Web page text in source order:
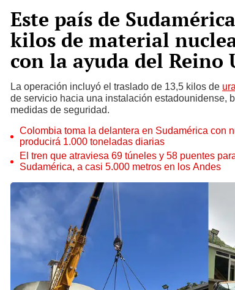
Este país de
kilos de material
con la ayuda del Reino
La operación incluyó el traslado de 13,5 kilos de
de servicio hacia una instalación estadounidense,
medidas de seguridad.
Colombia toma la delantera en Sudamérica con
producirá 1.000 toneladas diarias
El tren que atraviesa 69 túneles y 58 puentes
Sudamérica, a casi 5.000 metros en los Andes